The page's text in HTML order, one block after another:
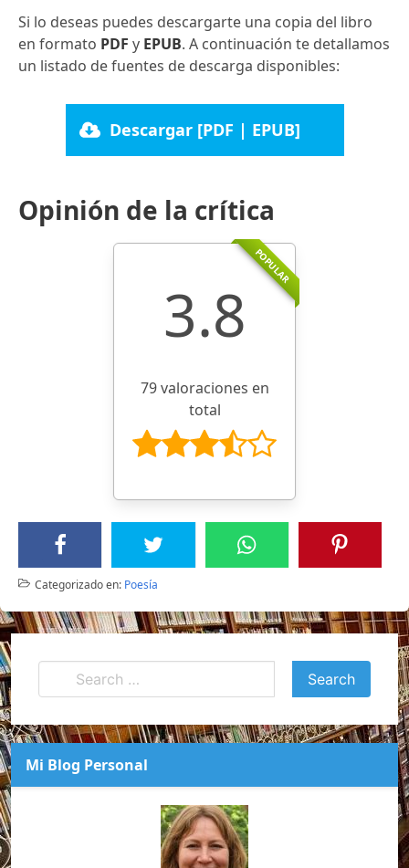
Si lo deseas puedes descargarte una copia del libro
en formato PDF y EPUB. A continuación te detallamos
un listado de fuentes de descarga disponibles:
Descargar [PDF | EPUB]
Opinión de la crítica
POPULAR
3.8
79 valoraciones en
total
Categorizado en: Poesía
Mi Blog Personal